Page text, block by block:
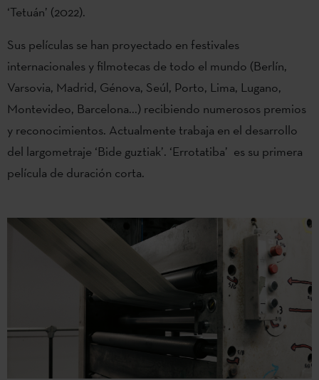
‘Tetuán’ (2022).
Sus películas se han proyectado en festivales
internacionales y filmotecas de todo el mundo (Berlín,
Varsovia, Madrid, Génova, Seúl, Porto, Lima, Lugano,
Montevideo, Barcelona...) recibiendo numerosos premios
y reconocimientos. Actualmente trabaja en el desarrollo
del largometraje ‘Bide guztiak’. ‘Errotatiba’ es su primera
película de duración corta.